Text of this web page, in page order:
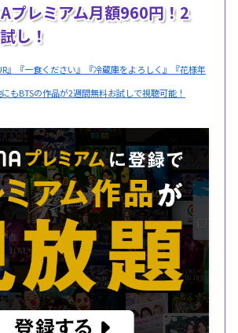
プレミアム月額960円！2
し！
』『一食ください』『冷蔵庫をよろしく』『花様年
もBTSの作品が2週間無料お試しで視聴可能！